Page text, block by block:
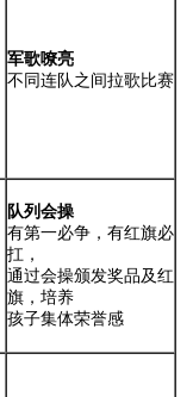
军歌嘹亮
不同连队之间拉歌比赛
队列会操
有第一必争，有红旗必
扛，
通过会操颁发奖品及红
旗，培养
孩子集体荣誉感